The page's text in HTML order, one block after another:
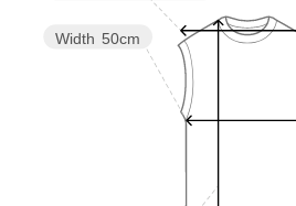
【注意事項】
※商品に「取り扱い上の注意書き」、
場合は、使用前に必ずご確認ください。
※商品画像は、光の当たり具合やパソコ
り、実際の色味と異なって見える場合
※商品の色味の目安は、商品単体の画像
Width 50cm